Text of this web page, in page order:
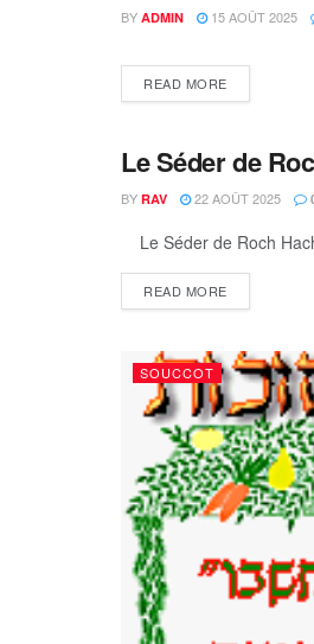
BY ADMIN 15 AOÛT 2025
READ MOREDETAILS
ROCH HACHANA
Le Séder de
BY RAV 22 AOÛT 2025
READ MOREDETAILS
SOUCCOT